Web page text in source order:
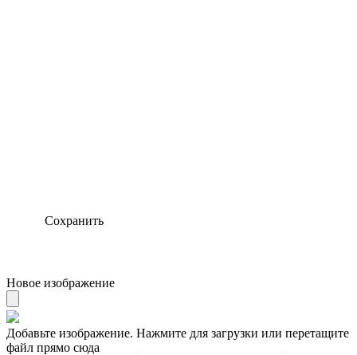
Сохранить
Новое изображение
Добавьте изображение. Нажмите для загрузки или перетащите
файл прямо сюда